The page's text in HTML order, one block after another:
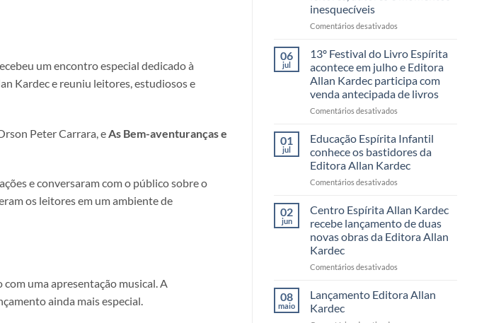
um encontro especial dedicado à
Kardec e reuniu leitores, estudiosos e
Peter Carrara, e As Bem-aventuranças e
e conversaram com o público sobre o
os leitores em um ambiente de
uma apresentação musical. A
ainda mais especial.
inesquecíveis
Comentários desativados
Festival
do
Livro
da
Editora
leitores,
autores
e
06
jul
13º Festival do Livro Espírita
acontece em julho e Editora
Allan Kardec participa com
venda antecipada de livros
Comentários desativados
Festival
do
Livro
Espírita
julho
Editora
Allan
venda
antecipada
01
jul
Educação Espírita Infantil
conhece os bastidores da
Editora Allan Kardec
Comentários desativados
Espírita
Infantil
conhece
os
Kardec
02
jun
Centro Espírita Allan Kardec
recebe lançamento de duas
novas obras da Editora Allan
Kardec
Comentários desativados
Espírita
Allan
08
maio
Lançamento Editora Allan
Kardec